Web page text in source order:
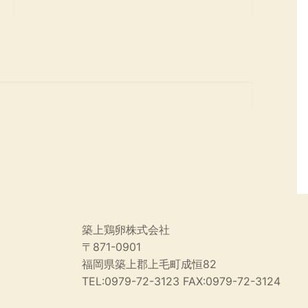
築上鶏卵株式会社
〒871-0901
福岡県築上郡上毛町成恒82
TEL:0979-72-3123 FAX:0979-72-3124